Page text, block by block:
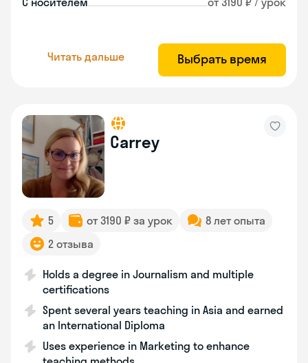
Читать дальше Выбрать время
Carrey
5 от 3190 ₽ за урок
8 лет опыта
2 отзыва
Holds a degree in Journalism and multiple
certifications
Spent several years teaching in Asia and earned
an International Diploma
Uses experience in Marketing to enhance